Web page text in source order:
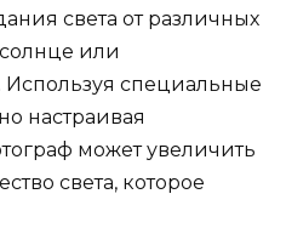
света от различных
или
специальные
настраивая
может увеличить
света, которое